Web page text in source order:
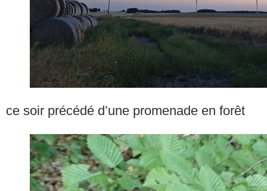
ce soir précédé d’une promenade en forêt